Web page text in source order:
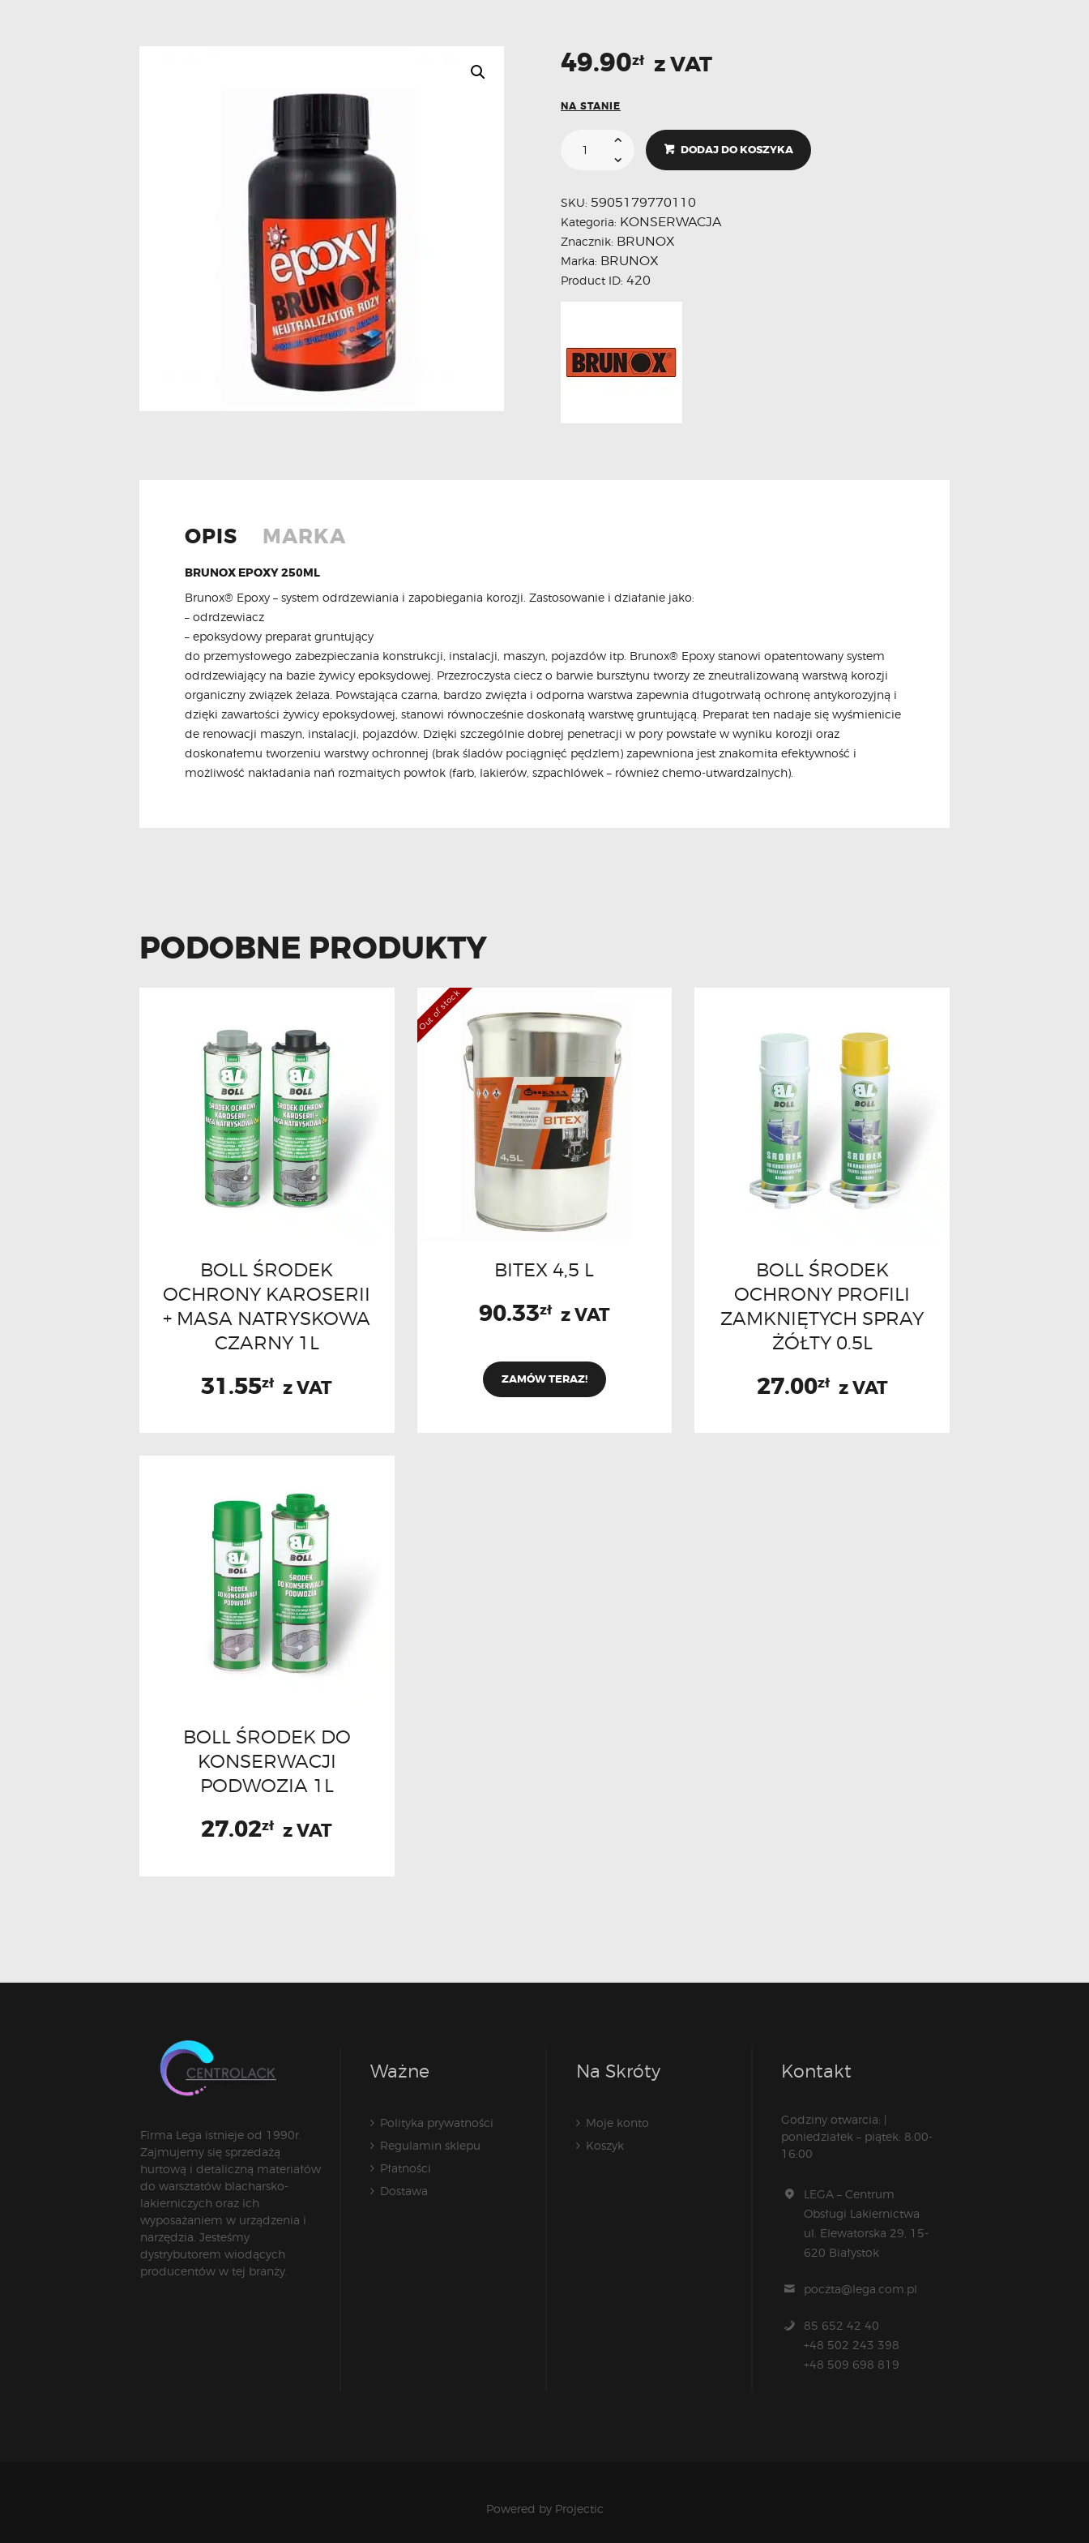
49.90zł z VAT
NA STANIE
DODAJ DO KOSZYKA
SKU: 5905179770110
Kategoria: KONSERWACJA
Znacznik: BRUNOX
Marka: BRUNOX
Product ID: 420
OPIS MARKA
BRUNOX EPOXY 250ML
Brunox® Epoxy – system odrdzewiania i zapobiegania korozji. Zastosowanie i działanie jako:
– odrdzewiacz
– epoksydowy preparat gruntujący
do przemysłowego zabezpieczania konstrukcji, instalacji, maszyn, pojazdów itp. Brunox® Epoxy stanowi opatentowany system
odrdzewiający na bazie żywicy epoksydowej. Przezroczysta ciecz o barwie bursztynu tworzy ze zneutralizowaną warstwą korozji
organiczny związek żelaza. Powstająca czarna, bardzo zwięzła i odporna warstwa zapewnia długotrwałą ochronę antykorozyjną i
dzięki zawartości żywicy epoksydowej, stanowi równocześnie doskonałą warstwę gruntującą. Preparat ten nadaje się wyśmienicie
de renowacji maszyn, instalacji, pojazdów. Dzięki szczególnie dobrej penetracji w pory powstałe w wyniku korozji oraz
doskonałemu tworzeniu warstwy ochronnej (brak śladów pociągnięć pędzlem) zapewniona jest znakomita efektywność i
możliwość nakładania nań rozmaitych powłok (farb, lakierów, szpachlówek – również chemo-utwardzalnych).
PODOBNE PRODUKTY
BOLL ŚRODEK
OCHRONY KAROSERII
+ MASA NATRYSKOWA
CZARNY 1L
31.55zł z VAT
Out of stock
BITEX 4,5 L
90.33zł z VAT
ZAMÓW TERAZ!
BOLL ŚRODEK
OCHRONY PROFILI
ZAMKNIĘTYCH SPRAY
ŻÓŁTY 0.5L
27.00zł z VAT
BOLL ŚRODEK DO
KONSERWACJI
PODWOZIA 1L
27.02zł z VAT
Firma Lega istnieje od 1990r.
Zajmujemy się sprzedażą
hurtową i detaliczną materiałów
do warsztatów blacharsko-
lakierniczych oraz ich
wyposażaniem w urządzenia i
narzędzia. Jesteśmy
dystrybutorem wiodących
producentów w tej branży.
Ważne
Polityka prywatności
Regulamin sklepu
Płatności
Dostawa
Na Skróty
Moje konto
Koszyk
Kontakt
Godziny otwarcia: |
poniedziałek – piątek: 8:00-
16:00
LEGA – Centrum
Obsługi Lakiernictwa
ul. Elewatorska 29, 15-
620 Białystok
poczta@lega.com.pl
85 652 42 40
+48 502 243 398
+48 509 698 819
Powered by Projectic